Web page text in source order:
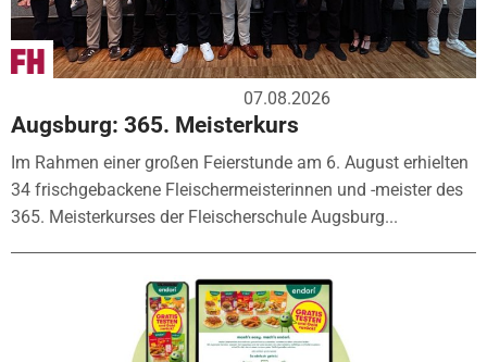
07.08.2026
Augsburg: 365. Meisterkurs
Im Rahmen einer großen Feierstunde am 6. August erhielten
34 frischgebackene Fleischermeisterinnen und -meister des
365. Meisterkurses der Fleischerschule Augsburg...